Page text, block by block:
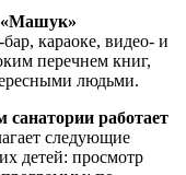
«Машук»
караоке, видео- и
перечнем книг,
людьми.
работает
следующие
детей: просмотр